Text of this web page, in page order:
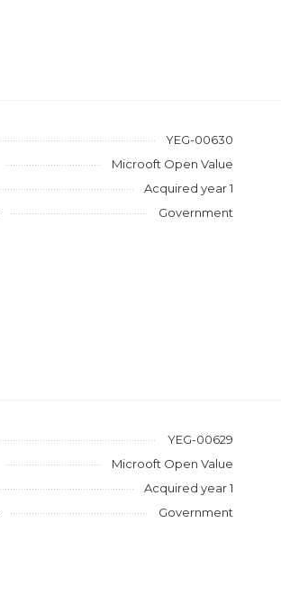
YEG-00630
Microoft Open Value
Acquired year 1
Government
YEG-00629
Microoft Open Value
Acquired year 1
Government